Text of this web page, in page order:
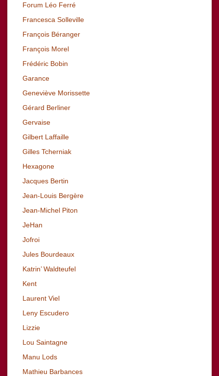
Forum Léo Ferré
Francesca Solleville
François Béranger
François Morel
Frédéric Bobin
Garance
Geneviève Morissette
Gérard Berliner
Gervaise
Gilbert Laffaille
Gilles Tcherniak
Hexagone
Jacques Bertin
Jean-Louis Bergère
Jean-Michel Piton
JeHan
Jofroi
Jules Bourdeaux
Katrin’ Waldteufel
Kent
Laurent Viel
Leny Escudero
Lizzie
Lou Saintagne
Manu Lods
Mathieu Barbances